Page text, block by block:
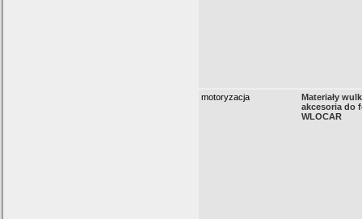
motoryzacja
Materiały
akcesoria do
WLOCAR